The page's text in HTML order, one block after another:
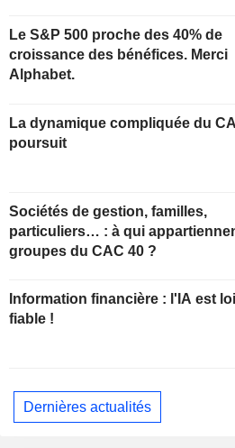
Le S&P 500 proche des 40% de
croissance des bénéfices. Merci
Alphabet.
La dynamique compliquée du
poursuit
Sociétés de gestion, familles,
particuliers… : à qui
groupes du CAC 40 ?
Information financière : l'IA est
fiable !
Dernières actualités